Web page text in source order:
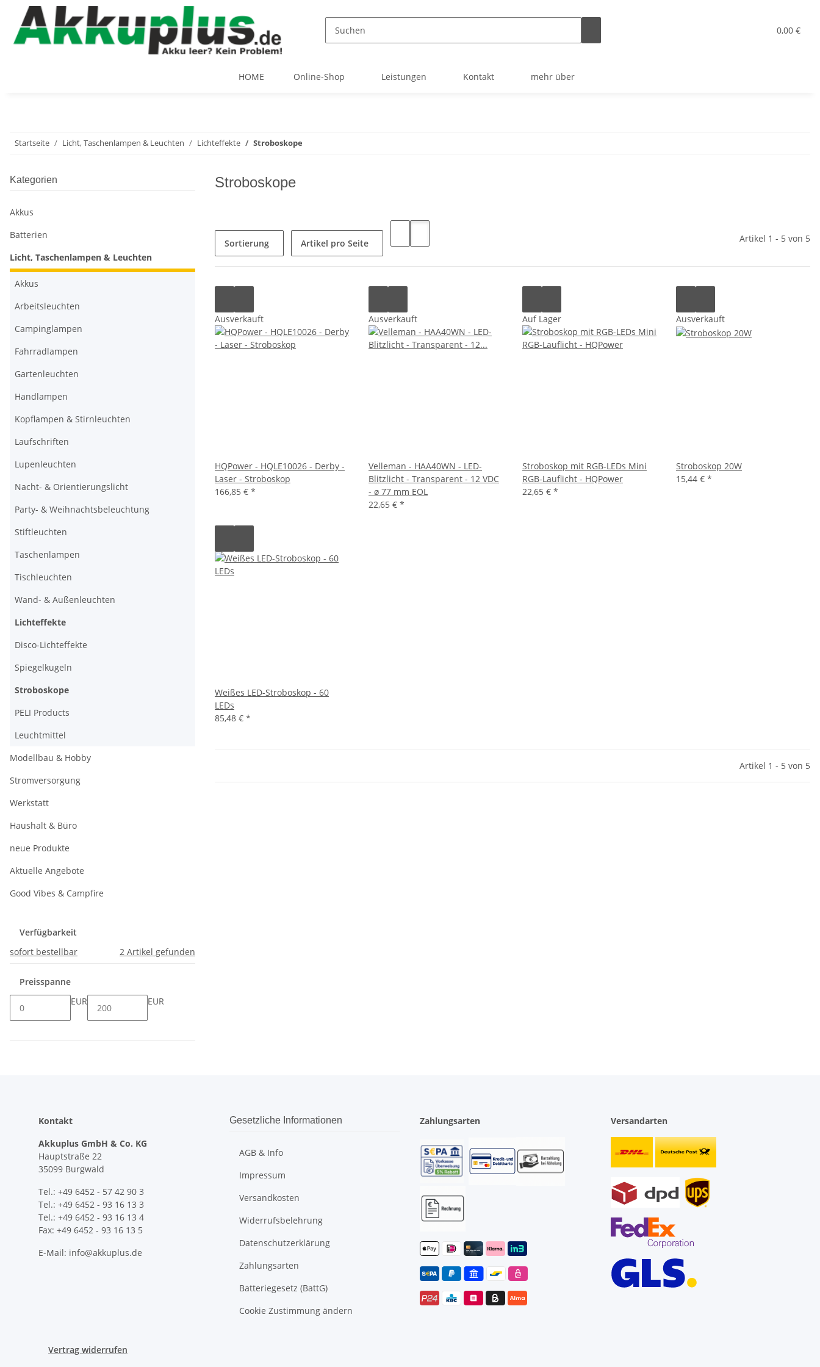
0,00 €
HOME Online-Shop Leistungen Kontakt mehr über
Startseite Licht, Taschenlampen & Leuchten Lichteffekte Stroboskope
Stroboskope
Sortierung Artikel pro Seite Artikel 1 - 5 von 5
Ausverkauft
HQPower - HQLE10026 - Derby -
Laser - Stroboskop
166,85 € *
Ausverkauft
Velleman - HAA40WN - LED-
Blitzlicht - Transparent - 12 VDC
- ø 77 mm EOL
22,65 € *
Auf Lager
Stroboskop mit RGB-LEDs Mini
RGB-Lauflicht - HQPower
22,65 € *
Ausverkauft
Stroboskop 20W
15,44 € *
Weißes LED-Stroboskop - 60
LEDs
85,48 € *
Artikel 1 - 5 von 5
Kategorien
Akkus
Batterien
Licht, Taschenlampen & Leuchten
Akkus
Arbeitsleuchten
Campinglampen
Fahrradlampen
Gartenleuchten
Handlampen
Kopflampen & Stirnleuchten
Laufschriften
Lupenleuchten
Nacht- & Orientierungslicht
Party- & Weihnachtsbeleuchtung
Stiftleuchten
Taschenlampen
Tischleuchten
Wand- & Außenleuchten
Lichteffekte
Disco-Lichteffekte
Spiegelkugeln
Stroboskope
PELI Products
Leuchtmittel
Modellbau & Hobby
Stromversorgung
Werkstatt
Haushalt & Büro
neue Produkte
Aktuelle Angebote
Good Vibes & Campfire
Verfügbarkeit
sofort bestellbar
2 Artikel gefunden
Preisspanne
EUR
EUR
Kontakt
Akkuplus GmbH & Co. KG
Hauptstraße 22
35099 Burgwald
Tel.: +49 6452 - 57 42 90 3
Tel.: +49 6452 - 93 16 13 3
Tel.: +49 6452 - 93 16 13 4
Fax: +49 6452 - 93 16 13 5
E-Mail: info@akkuplus.de
Gesetzliche Informationen
AGB & Info
Impressum
Versandkosten
Widerrufsbelehrung
Datenschutzerklärung
Zahlungsarten
Batteriegesetz (BattG)
Cookie Zustimmung ändern
Zahlungsarten Versandarten
Vertrag widerrufen